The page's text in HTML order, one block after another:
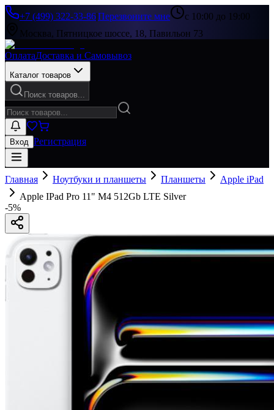
+7 (499) 322-33-86|Перезвоните мне
с 10:00 до 19:00
Москва, Пятницкое шоссе, 18, Павильон 73
ОплатаДоставка и Самовывоз
Каталог товаров
Поиск товаров...
Вход Регистрация
Главная Ноутбуки и планшеты Планшеты
Apple iPad
Apple IPad Pro 11" M4 512Gb LTE Silver
-5%